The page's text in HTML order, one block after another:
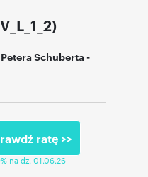
Schuberta-
ratę >>
na dz. 01.06.26